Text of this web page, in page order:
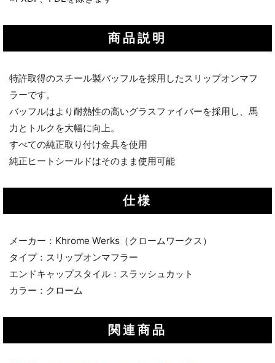
商品説明
特許取得のスチール製バッフルを採用したスリップオンマフ
ラーです。
バッフルはより耐熱性の高いグラスファイバーを採用し、馬
力とトルクを大幅に向上。
すべての純正取り付け金具を使用
純正ヒートシールドはそのまま使用可能
仕様
メーカー：Khrome Werks（クロームワークス）
タイプ：スリップオンマフラー
エンドキャップスタイル：スラッシュカット
カラー：クローム
関連商品